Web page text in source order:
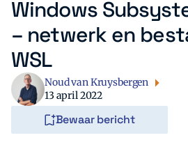
Windows
– netwerk en
WSL
Noud van Kruysbergen
13 april 2022
Bewaar bericht